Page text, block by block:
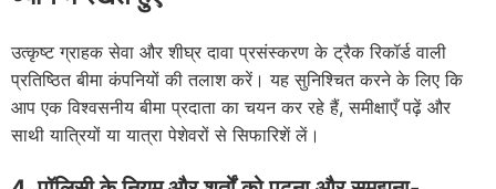
उत्कृष्ट ग्राहक सेवा और शीघ्र दावा प्रसंस्करण के ट्रैक रिकॉर्ड वाली
प्रतिष्ठित बीमा कंपनियों की तलाश करें। यह सुनिश्चित करने के लिए कि
आप एक विश्वसनीय बीमा प्रदाता का चयन कर रहे हैं, समीक्षाएँ पढ़ें और
साथी यात्रियों या यात्रा पेशेवरों से सिफारिशें लें।